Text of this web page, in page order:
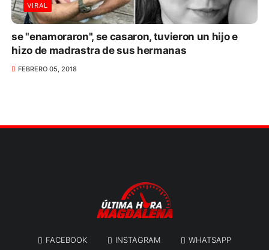
VIRAL
se "enamoraron", se casaron, tuvieron un hijo e
hizo de madrastra de sus hermanas
FEBRERO 05, 2018
FACEBOOK INSTAGRAM WHATSAPP